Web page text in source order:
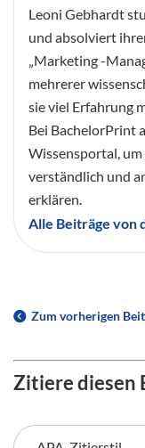
Leoni Gebhardt
und absolviert
„Marketing -
mehrerer
sie viel Erfahrung
Bei BachelorPrint
Wissensportal,
verständlich und
erklären.
Alle Beiträge von
Zum vorherigen
Zitiere diesen